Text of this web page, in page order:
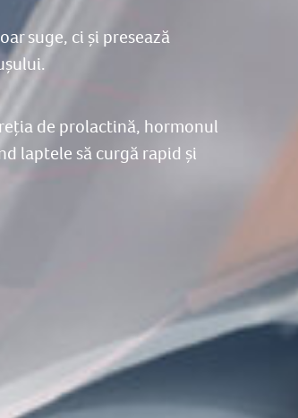
suge, ci și presează
de prolactină, hormonul
laptele să curgă rapid și